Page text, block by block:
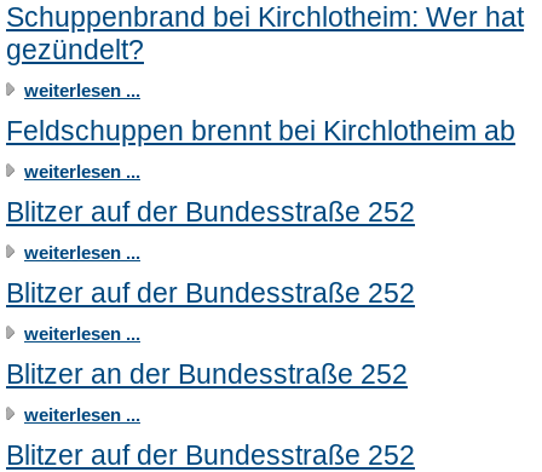
Schuppenbrand bei Kirchlotheim: Wer hat
gezündelt?
weiterlesen ...
Feldschuppen brennt bei Kirchlotheim ab
weiterlesen ...
Blitzer auf der Bundesstraße 252
weiterlesen ...
Blitzer auf der Bundesstraße 252
weiterlesen ...
Blitzer an der Bundesstraße 252
weiterlesen ...
Blitzer auf der Bundesstraße 252